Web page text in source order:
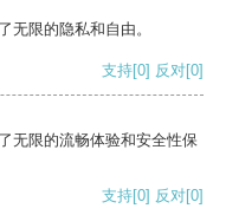
无限的隐私和自由。
支持[0] 反对[0]
无限的流畅体验和安全性保
支持[0] 反对[0]